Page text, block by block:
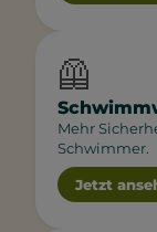
🦺
Mehr
Schwimmer.
Jetzt